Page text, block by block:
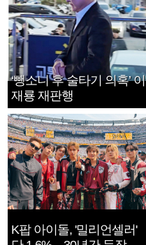
‘뺑소니 후 술타기 의혹’ 이
재룡 재판행
K팝 아이돌, '밀리언셀러'